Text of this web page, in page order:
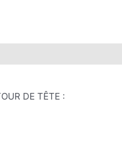
DE TÊTE :